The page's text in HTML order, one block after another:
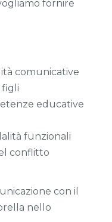
fornire
comunicative
figli
educative
funzionali
conflitto
con il
nello